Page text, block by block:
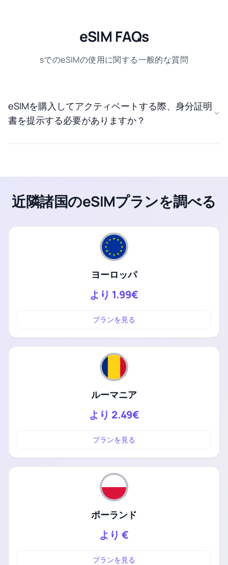
eSIM FAQs
sでのeSIMの使用に関する一般的な質問
eSIMを購入してアクティベートする際、身分証明
書を提示する必要がありますか？
近隣諸国のeSIMプランを調べる
ヨーロッパ
より 1.99€
プランを見る
ルーマニア
より 2.49€
プランを見る
ポーランド
より €
プランを見る